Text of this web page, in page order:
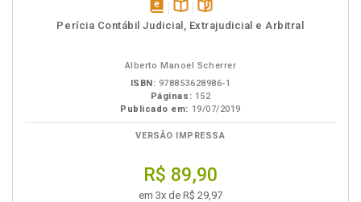
disponívelDisponível
páginas
Perícia Contábil Judicial, Extrajudicial e Arbitral
Alberto Manoel Scherrer
ISBN: 978853628986-1
Páginas: 152
Publicado em: 19/07/2019
VERSÃO IMPRESSA
R$ 89,90
em 3x de R$ 29,97